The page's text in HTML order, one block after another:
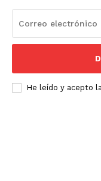
He leído y acepto la